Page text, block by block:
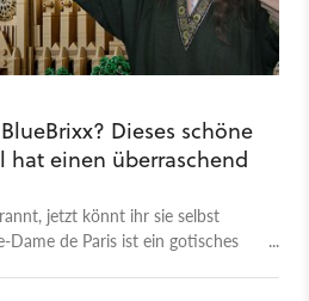
Dieses schöne
einen überraschend
jetzt könnt ihr sie selbst
de Paris ist ein gotisches